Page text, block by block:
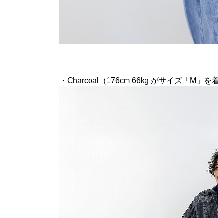
・Charcoal（176cm 66kg がサイズ「M」を